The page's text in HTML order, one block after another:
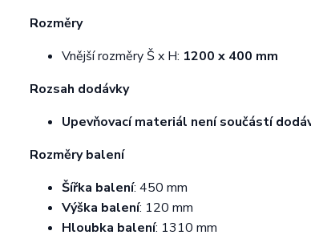
Rozměry
Vnější rozměry Š x H: 1200 x 400 mm
Rozsah dodávky
Upevňovací materiál není součástí
Rozměry balení
Šířka balení: 450 mm
Výška balení: 120 mm
Hloubka balení: 1310 mm